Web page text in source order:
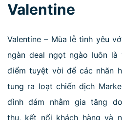
Valentine
Valentine – Mùa lễ tình yêu
ngàn deal ngọt ngào luôn là
điểm tuyệt vời để các nhãn
tung ra loạt chiến dịch
đình đám nhằm gia tăng
thu, kết nối khách hàng và